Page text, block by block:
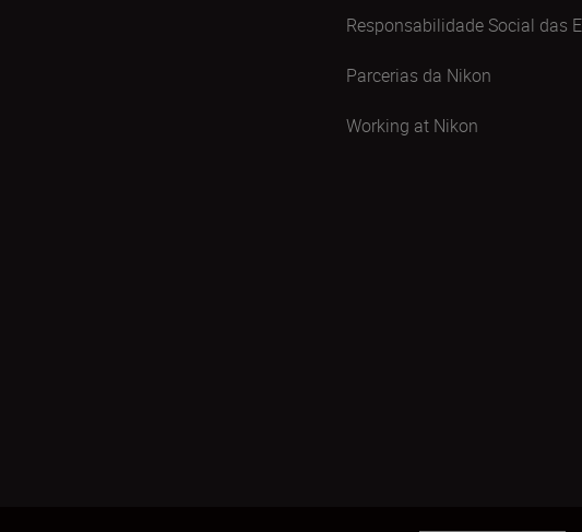
Responsabilidade Social das
Parcerias da Nikon
Working at Nikon